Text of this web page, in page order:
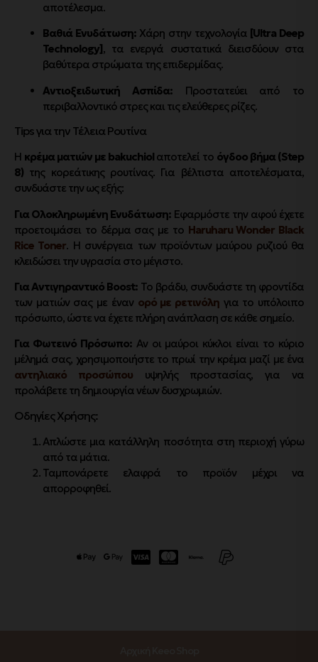
αποτέλεσμα.
Βαθιά Ενυδάτωση:Χάρη στην τεχνολογία [Ultra Deep
Technology] , τα ενεργά συστατικά διεισδύουν στα
βαθύτερα στρώματα της επιδερμίδας.
Αντιοξειδωτική Ασπίδα:Προστατεύει από το
περιβαλλοντικό στρες και τις ελεύθερες ρίζες.
Tips για την Τέλεια Ρουτίνα
Η κρέμα ματιών με bakuchiolαποτελεί το όγδοο βήμα (Step
8) της κορεάτικης ρουτίνας. Για βέλτιστα αποτελέσματα,
συνδυάστε την ως εξής:
Για Ολοκληρωμένη Ενυδάτωση: Εφαρμόστε την αφού έχετε
προετοιμάσει το δέρμα σας με το Haruharu Wonder Black
Rice Toner. Η συνέργεια των προϊόντων μαύρου ρυζιού θα
κλειδώσει την υγρασία στο μέγιστο.
Για Αντιγηραντικό Boost: Το βράδυ, συνδυάστε τη φροντίδα
των ματιών σας με έναν ορό με ρετινόληγια το υπόλοιπο
πρόσωπο, ώστε να έχετε πλήρη ανάπλαση σε κάθε σημείο.
Για Φωτεινό Πρόσωπο:Αν οι μαύροι κύκλοι είναι το κύριο
μέλημά σας, χρησιμοποιήστε το πρωί την κρέμα μαζί με ένα
αντηλιακό προσώπουυψηλής προστασίας, για να
προλάβετε τη δημιουργία νέων δυσχρωμιών.
Οδηγίες Χρήσης:
Απλώστε μια κατάλληλη ποσότητα στη περιοχή γύρω
από τα μάτια.
Ταμπονάρετε ελαφρά το προϊόν μέχρι να
απορροφηθεί.